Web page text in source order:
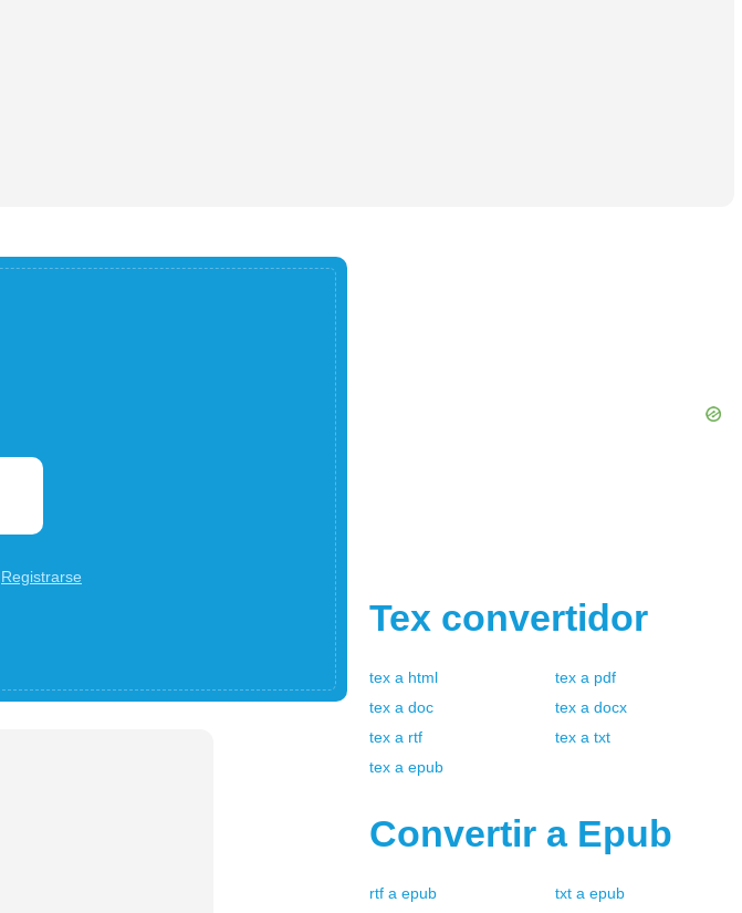
Registrarse
Tex convertidor
tex a html tex a pdf
tex a doc tex a docx
tex a rtf tex a txt
tex a epub
Convertir a Epub
rtf a epub txt a epub